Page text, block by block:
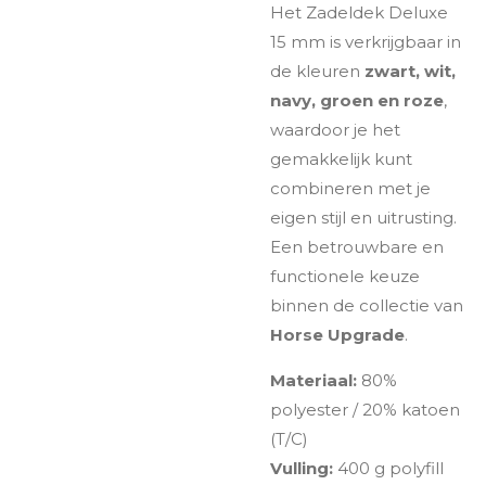
Het Zadeldek Deluxe
15 mm is verkrijgbaar in
de kleuren zwart, wit,
navy, groen en roze,
waardoor je het
gemakkelijk kunt
combineren met je
eigen stijl en uitrusting.
Een betrouwbare en
functionele keuze
binnen de collectie van
Horse Upgrade.
Materiaal: 80%
polyester / 20% katoen
(T/C)
Vulling: 400 g polyfill